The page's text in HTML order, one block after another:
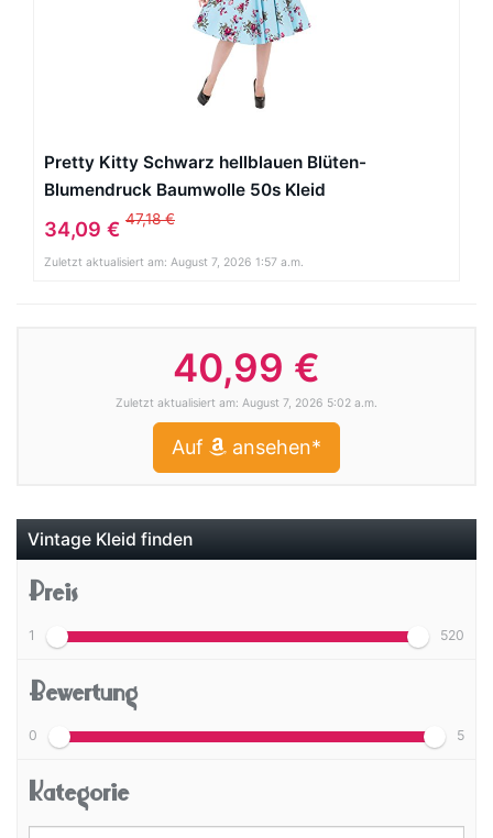
Pretty Kitty Schwarz hellblauen Blüten-
Blumendruck Baumwolle 50s Kleid
34,09 € 47,18 €
Zuletzt aktualisiert am: August 7, 2026 1:57 a.m.
40,99 €
Zuletzt aktualisiert am: August 7, 2026 5:02 a.m.
Auf ansehen*
Vintage Kleid finden
Preis
1 520
Bewertung
0 5
Kategorie